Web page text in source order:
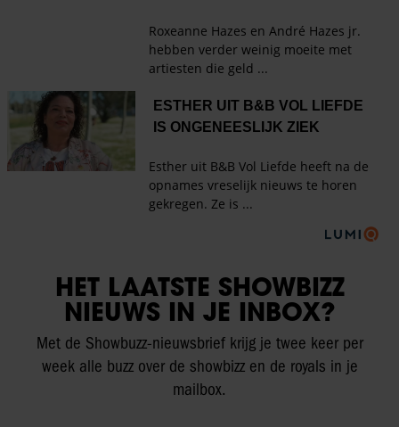
HET LAATSTE SHOWBIZZ
NIEUWS IN JE INBOX?
Met de Showbuzz-nieuwsbrief krijg je twee keer per
week alle buzz over de showbizz en de royals in je
mailbox.